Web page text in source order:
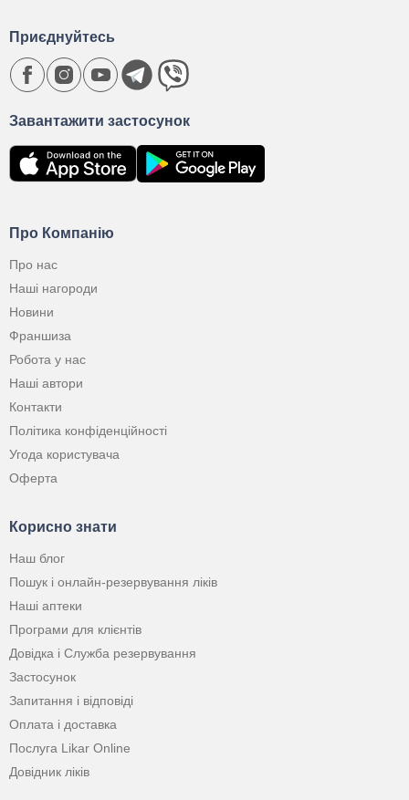
Про Компанію
Про нас
Наші нагороди
Новини
Франшиза
Робота у нас
Наші автори
Контакти
Політика конфіденційності
Угода користувача
Оферта
Корисно знати
Наш блог
Пошук і онлайн-резервування ліків
Наші аптеки
Програми для клієнтів
Довідка і Служба резервування
Застосунок
Запитання і відповіді
Оплата і доставка
Послуга Likar Online
Довідник ліків
Завантажити застосунок
Приєднуйтесь